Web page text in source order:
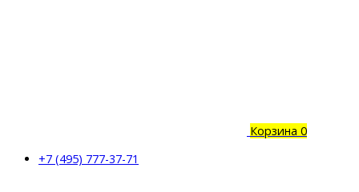
Корзина 0
+7 (495) 777-37-71